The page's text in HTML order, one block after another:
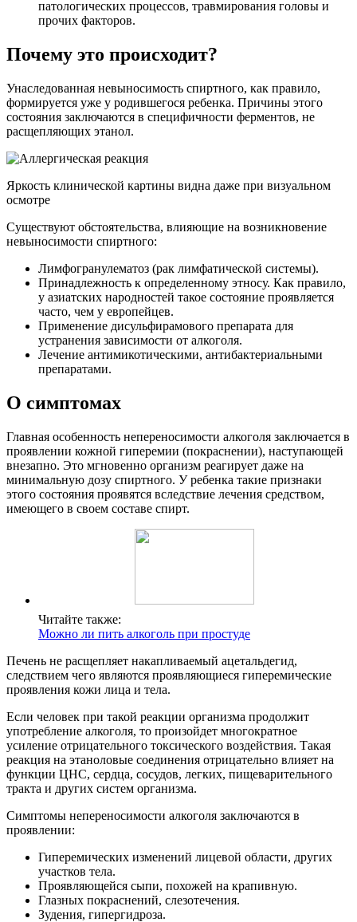
патологических процессов, травмирования головы и
прочих факторов.
Почему это происходит?
Унаследованная невыносимость спиртного, как правило,
формируется уже у родившегося ребенка. Причины этого
состояния заключаются в специфичности ферментов, не
расщепляющих этанол.
Яркость клинической картины видна даже при визуальном
осмотре
Существуют обстоятельства, влияющие на возникновение
невыносимости спиртного:
Лимфогранулематоз (рак лимфатической системы).
Принадлежность к определенному этносу. Как правило,
у азиатских народностей такое состояние проявляется
часто, чем у европейцев.
Применение дисульфирамового препарата для
устранения зависимости от алкоголя.
Лечение антимикотическими, антибактериальными
препаратами.
О симптомах
Главная особенность непереносимости алкоголя заключается в
проявлении кожной гиперемии (покраснении), наступающей
внезапно. Это мгновенно организм реагирует даже на
минимальную дозу спиртного. У ребенка такие признаки
этого состояния проявятся вследствие лечения средством,
имеющего в своем составе спирт.
Читайте также:
Можно ли пить алкоголь при простуде
Печень не расщепляет накапливаемый ацетальдегид,
следствием чего являются проявляющиеся гиперемические
проявления кожи лица и тела.
Если человек при такой реакции организма продолжит
употребление алкоголя, то произойдет многократное
усиление отрицательного токсического воздействия. Такая
реакция на этаноловые соединения отрицательно влияет на
функции ЦНС, сердца, сосудов, легких, пищеварительного
тракта и других систем организма.
Симптомы непереносимости алкоголя заключаются в
проявлении:
Гиперемических изменений лицевой области, других
участков тела.
Проявляющейся сыпи, похожей на крапивную.
Глазных покраснений, слезотечения.
Зудения, гипергидроза.